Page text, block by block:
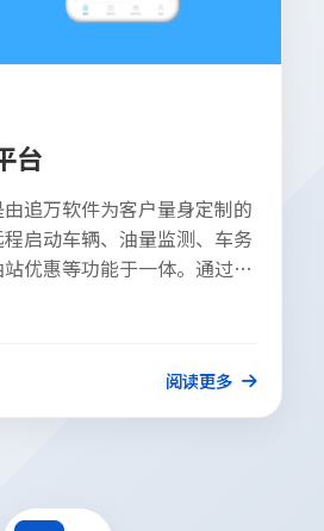
台
追万软件为客户量身定制的
启动车辆、油量监测、车务
优惠等功能于一体。通过
阅读更多